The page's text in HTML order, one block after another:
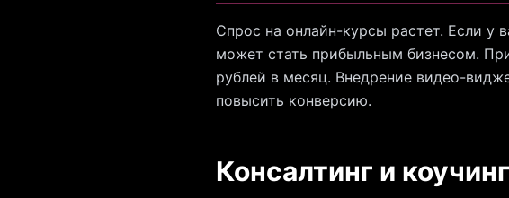
Спрос на онлайн-курсы растет. Если у
может стать прибыльным бизнесом.
рублей в месяц. Внедрение видео-
повысить конверсию.
Консалтинг и коучинг